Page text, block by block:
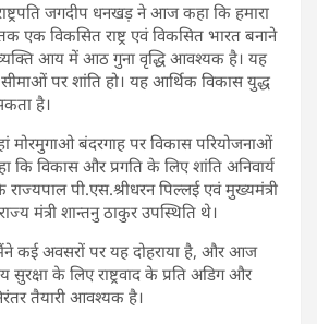
जगदीप धनखड़ ने आज कहा कि हमारा
एक विकसित राष्ट्र एवं विकसित भारत बनाने
आय में आठ गुना वृद्धि आवश्यक है। यह
पर शांति हो। यह आर्थिक विकास युद्ध
है।
मोरमुगाओ बंदरगाह पर विकास परियोजनाओं
कि विकास और प्रगति के लिए शांति अनिवार्य
पी.एस.श्रीधरन पिल्लई एवं मुख्यमंत्री
मंत्री शान्तनु ठाकुर उपस्थिति थे।
मैंने कई अवसरों पर यह दोहराया है, और आज
सुरक्षा के लिए राष्ट्रवाद के प्रति अडिग और
तैयारी आवश्यक है।